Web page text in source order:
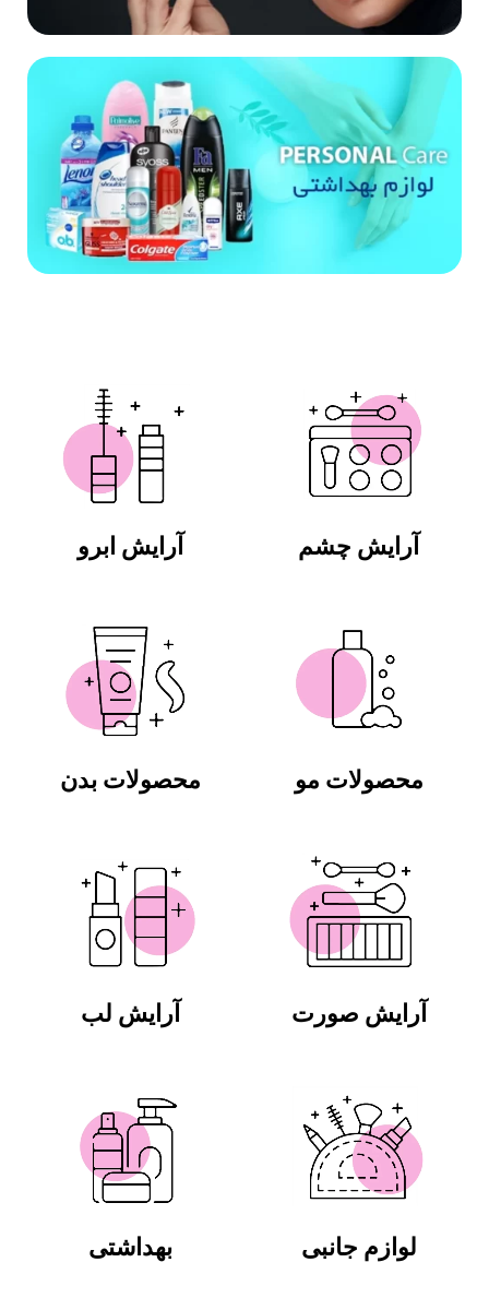
آرایش چشم
محصولات مو
آرایش ابرو
محصولات بدن
آرایش صورت
لوازم جانبی
آرایش لب
بهداشتی